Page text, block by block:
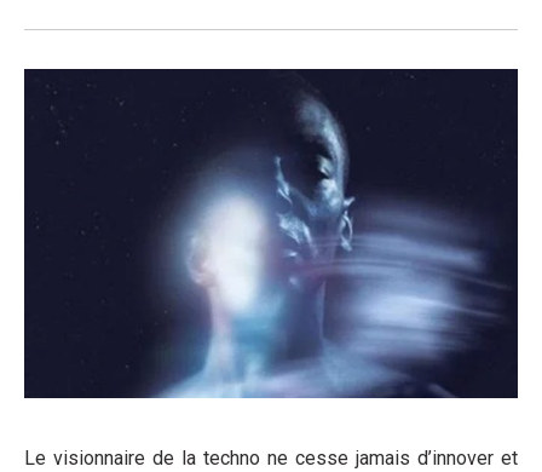
Le visionnaire de la techno ne cesse jamais d’innover et